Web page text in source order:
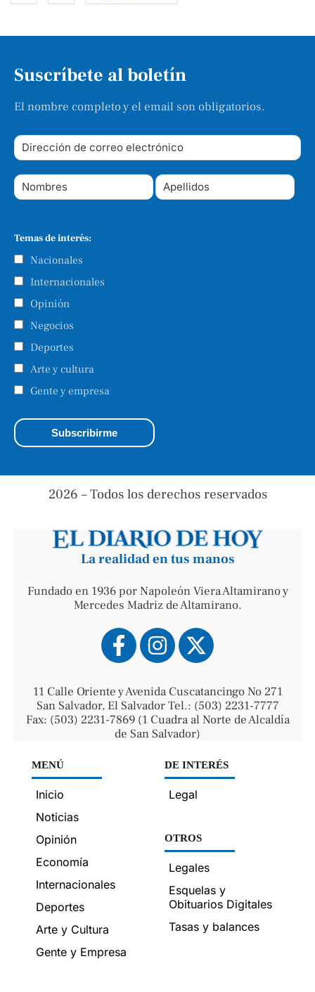
Suscríbete al boletín
El nombre completo y el email son obligatorios.
Temas de interés:
Nacionales
Internacionales
Opinión
Negocios
Deportes
Arte y cultura
Gente y empresa
2026 – Todos los derechos reservados
La realidad en tus manos
Fundado en 1936 por Napoleón Viera Altamirano y
Mercedes Madriz de Altamirano.
11 Calle Oriente y Avenida Cuscatancingo No 271
San Salvador, El Salvador Tel.: (503) 2231-7777
Fax: (503) 2231-7869 (1 Cuadra al Norte de Alcaldía
de San Salvador)
MENÚ
Inicio
Noticias
Opinión
Economía
Internacionales
Deportes
Arte y Cultura
Gente y Empresa
DE INTERÉS
Legal
OTROS
Legales
Esquelas y
Obituarios Digitales
Tasas y balances